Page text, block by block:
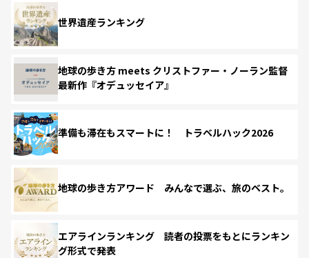
世界遺産ランキング
地球の歩き方 meets クリストファー・ノーラン監督
最新作『オデュッセイア』
準備も滞在もスマートに！ トラベルハック2026
地球の歩き方アワード みんなで選ぶ、旅のベスト。
エアラインランキング 読者の投票をもとにランキン
グ形式で発表